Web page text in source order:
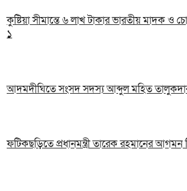
কুষ্টিয়া সীমান্তে ৬ লাখ টাকার ভারতীয় মাদক ও
১
আদমদীঘিতে সংসদ সদস্য আব্দুল মহিত
ফটিকছড়িতে প্রধানমন্ত্রী তারেক রহমানের আগমন